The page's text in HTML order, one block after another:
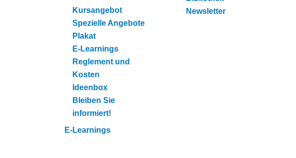
Kursangebot
Spezielle Angebote
Plakat
E-Learnings
Reglement und
Kosten
Ideenbox
Bleiben Sie
informiert!
E-Learnings
Newsletter